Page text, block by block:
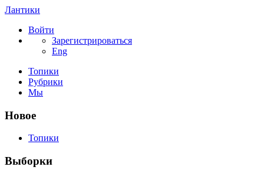
Лантики
Войти
Зарегистрироваться
Eng
Топики
Рубрики
Мы
Новое
Топики
Выборки